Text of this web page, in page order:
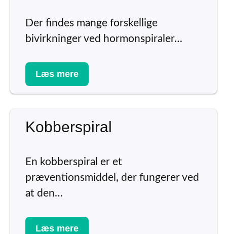
Der findes mange forskellige
bivirkninger ved hormonspiraler…
Læs mere
Kobberspiral
En kobberspiral er et
præventionsmiddel, der fungerer ved
at den…
Læs mere